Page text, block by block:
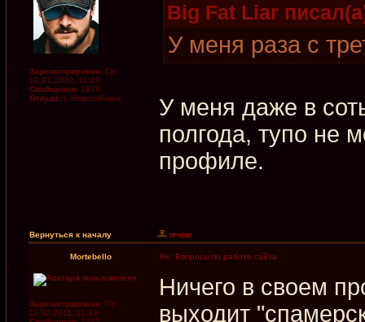
Зарегистрирован: Ср
13.01.2010, 11:43
Сообщения: 1874
Откуда: г. Новосибирск
Big Fat Liar
У меня раза с
У меня даже в
полгода, тупо не
профиле.
Вернуться к началу
Mortebello Re: Вопросы по работе сайта
Зарегистрирован: Пт
11.02.2011, 11:19
Ничего в своем
выходит